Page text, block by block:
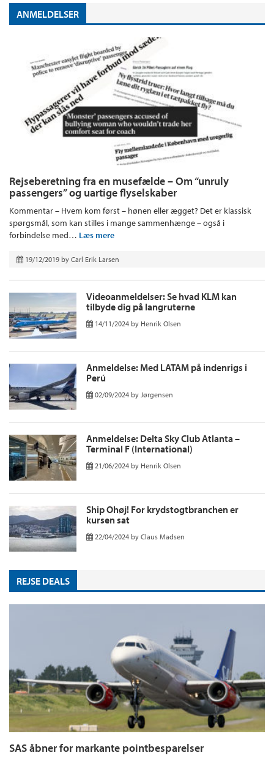
ANMELDELSER
Rejseberetning fra en musefælde – Om “unruly
passengers” og uartige flyselskaber
Kommentar – Hvem kom først – hønen eller ægget? Det er klassisk
spørgsmål, som kan stilles i mange sammenhænge – også i
forbindelse med… Læs mere
19/12/2019 by Carl Erik Larsen
Videoanmeldelser: Se hvad KLM kan
tilbyde dig på langruterne
14/11/2024 by Henrik Olsen
Anmeldelse: Med LATAM på indenrigs i
Perú
02/09/2024 by Jørgensen
Anmeldelse: Delta Sky Club Atlanta –
Terminal F (International)
21/06/2024 by Henrik Olsen
Ship Ohøj! For krydstogtbranchen er
kursen sat
22/04/2024 by Claus Madsen
REJSE DEALS
SAS åbner for markante pointbesparelser